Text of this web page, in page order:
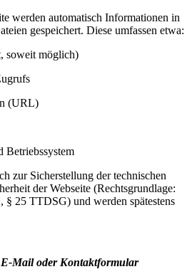
werden automatisch Informationen in
gespeichert. Diese umfassen etwa:
soweit möglich)
(URL)
Betriebssystem
zur Sicherstellung der technischen
der Webseite (Rechtsgrundlage:
25 TTDSG) und werden spätestens
Mail oder Kontaktformular